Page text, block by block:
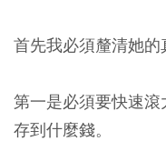
首先我必須釐清她的
第一是必須要快速
存到什麼錢。